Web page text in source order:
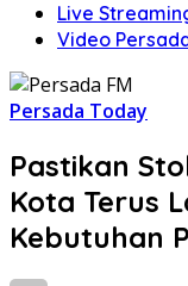
Live
Video
Persada Today
Pastikan
Kota Terus
Kebutuhan